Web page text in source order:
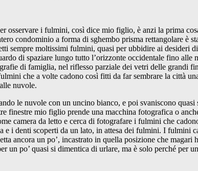
osservare i fulmini, così dice mio figlio, è anzi la prima
condominio a forma di sghembo prisma rettangolare è
sempre moltissimi fulmini, quasi per ubbidire ai
di spaziare lungo tutto l’orizzonte occidentale fino
di famiglia, nel riflesso parziale dei vetri delle grandi
che a volte cadono così fitti da far sembrare la città
nuvole.
le nuvole con un uncino bianco, e poi svaniscono
finestre mio figlio prende una macchina fotografica o
camera da letto e cerca di fotografare i fulmini che
i denti scoperti da un lato, in attesa dei fulmini. I fulmini
ancora un po’, incastrato in quella posizione che magari
un po’ quasi si dimentica di urlare, ma è solo perché per